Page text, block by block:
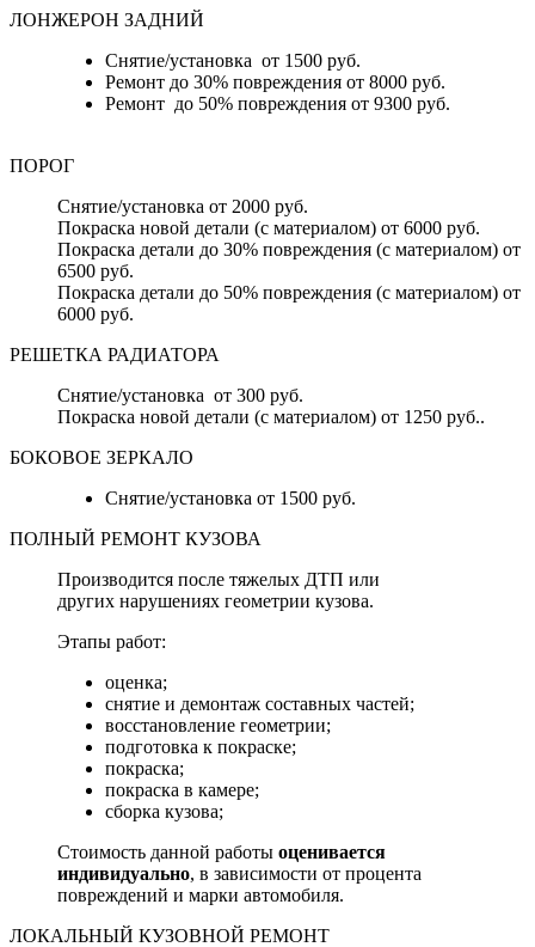
ЛОНЖЕРОН ЗАДНИЙ
Снятие/установка от 1500 руб.
Ремонт до 30% повреждения от 8000 руб.
Ремонт до 50% повреждения от 9300 руб.
ПОРОГ
Снятие/установка от 2000 руб.
Покраска новой детали (с материалом) от 6000 руб.
Покраска детали до 30% повреждения (с материалом) от
6500 руб.
Покраска детали до 50% повреждения (с материалом) от
6000 руб.
РЕШЕТКА РАДИАТОРА
Снятие/установка от 300 руб.
Покраска новой детали (с материалом) от 1250 руб..
БОКОВОЕ ЗЕРКАЛО
Снятие/установка от 1500 руб.
ПОЛНЫЙ РЕМОНТ КУЗОВА
Производится после тяжелых ДТП или
других нарушениях геометрии кузова.
Этапы работ:
оценка;
снятие и демонтаж составных частей;
восстановление геометрии;
подготовка к покраске;
покраска;
покраска в камере;
сборка кузова;
Стоимость данной работы оценивается
индивидуально, в зависимости от процента
повреждений и марки автомобиля.
ЛОКАЛЬНЫЙ КУЗОВНОЙ РЕМОНТ